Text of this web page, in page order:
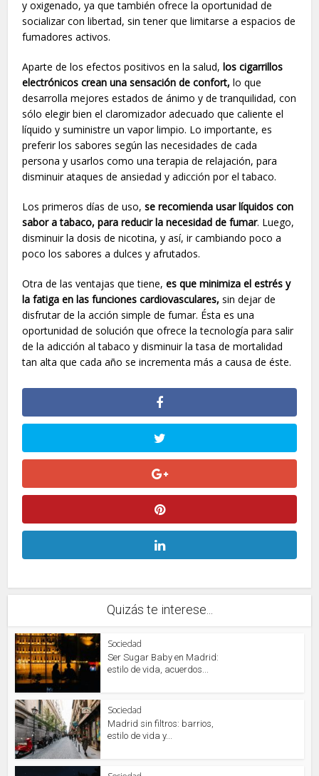
y oxigenado, ya que también ofrece la oportunidad de
socializar con libertad, sin tener que limitarse a espacios de
fumadores activos.
Aparte de los efectos positivos en la salud,los cigarrillos
electrónicos crean una sensación de confort, lo que
desarrolla mejores estados de ánimo y de tranquilidad, con
sólo elegir bien el claromizador adecuado que caliente el
líquido y suministre un vapor limpio. Lo importante, es
preferir los sabores según las necesidades de cada
persona y usarlos como una terapia de relajación, para
disminuir ataques de ansiedad y adicción por el tabaco.
Los primeros días de uso,se recomienda usar líquidos con
sabor a tabaco, para reducir la necesidad de fumar. Luego,
disminuir la dosis de nicotina, y así, ir cambiando poco a
poco los sabores a dulces y afrutados.
Otra de las ventajas que tiene,es que minimiza el estrés y
la fatiga en las funciones cardiovasculares,sin dejar de
disfrutar de la acción simple de fumar. Ésta es una
oportunidad de solución que ofrece la tecnología para salir
de la adicción al tabaco y disminuir la tasa de mortalidad
tan alta que cada año se incrementa más a causa de éste.
Quizás te interese...
Sociedad
Ser Sugar Baby en Madrid:
estilo de vida, acuerdos...
Sociedad
Madrid sin filtros: barrios,
estilo de vida y...